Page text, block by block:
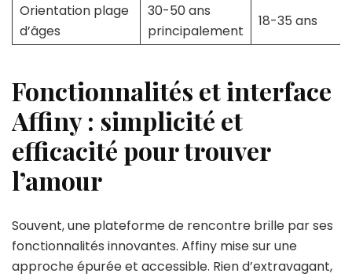
Orientation plage
d’âges
30-50 ans
principalement
18-35 ans
Fonctionnalités et interface
Affiny : simplicité et
efficacité pour trouver
l’amour
Souvent, une plateforme de rencontre brille par ses
fonctionnalités innovantes. Affiny mise sur une
approche épurée et accessible. Rien d’extravagant,